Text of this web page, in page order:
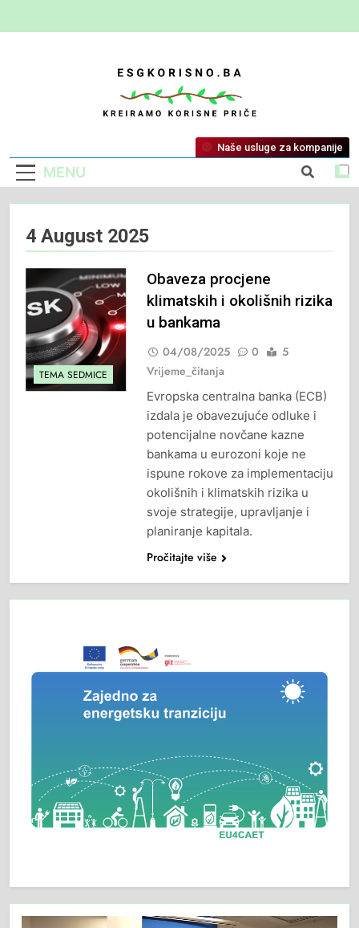
ESG Korisno
Kreiramo Korisne Priče
MENU
Naše usluge za kompanije
4 August 2025
TEMA SEDMICE
Obaveza procjene
klimatskih i okolišnih rizika
u bankama
04/08/2025 0
5
Vrijeme_čitanja
Evropska centralna banka (ECB)
izdala je obavezujuće odluke i
potencijalne novčane kazne
bankama u eurozoni koje ne
ispune rokove za implementaciju
okolišnih i klimatskih rizika u
svoje strategije, upravljanje i
planiranje kapitala.
Pročitajte više